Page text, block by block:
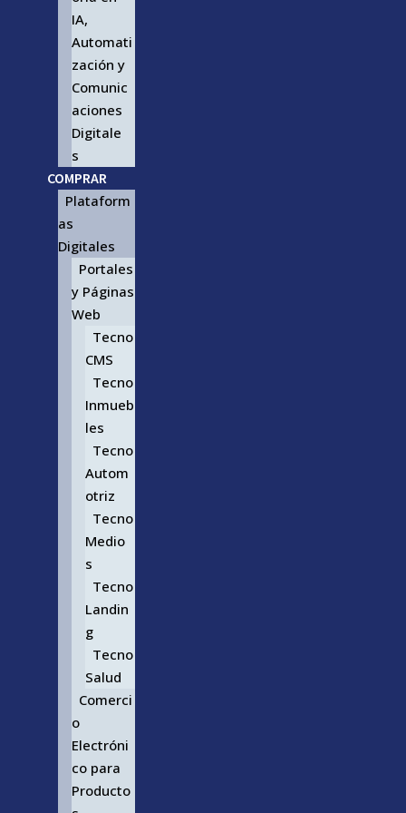
IA,
Automati
zación y
Comunic
aciones
Digitale
s
COMPRAR
Plataform
as
Digitales
Portales
y Páginas
Web
Tecno
CMS
Tecno
Inmueb
les
Tecno
Autom
otriz
Tecno
Medio
s
Tecno
Landin
g
Tecno
Salud
Comerci
o
Electróni
co para
Producto